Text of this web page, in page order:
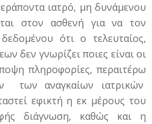
ιατρό, μη δυνάμενου
στον ασθενή για να τον
ότι ο τελευταίος,
δεν γνωρίζει ποιες είναι οι
πληροφορίες, περαιτέρω
των αναγκαίων ιατρικών
εφικτή η εκ μέρους του
διάγνωση, καθώς και η